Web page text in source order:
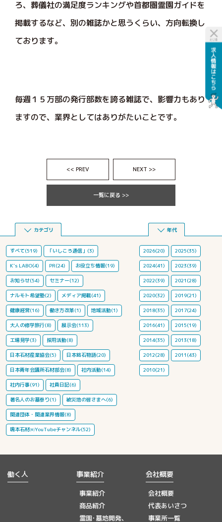
ろ、葬儀社の満足度ランキングや首都圏霊園ガイドを
掲載するなど、別の雑誌かと思うくらい、方向転換し
ております。
毎週１５万部の発行部数を誇る雑誌で、影響力もあり
ますので、業界としてはありがたいことです。
<< PREV NEXT >>
一覧に戻る >>
カテゴリ
すべて(519) 「いしころ通信」(3)
K's LABO(4) PR(24) お役立ち情報(19)
お知らせ(54) セミナー(12)
ナルモト希望塾(2) メディア掲載(41)
健康経営(16) 働き方改革(1) 地域活動(1)
大人の修学旅行(8) 展示会(113)
工場見学(3) 採用活動(8)
日本石材産業協会(5) 日本銘石物語(20)
日本青年会議所石材部会(8) 社内活動(14)
社内行事(91) 社員日記(6)
著名人のお墓参り(1) 被災地の皆さまへ(6)
関連団体・関連業界情報(8)
鳴本石材㈱YouTubeチャンネル(52)
年代
2026(20) 2025(35)
2024(41) 2023(39)
2022(39) 2021(28)
2020(32) 2019(21)
2018(35) 2017(24)
2016(41) 2015(19)
2014(35) 2013(18)
2012(28) 2011(43)
2010(21)
働く人 事業紹介
事業紹介
商品紹介
霊園･墓地開発、
会社概要
会社概要
代表あいさつ
事業所一覧